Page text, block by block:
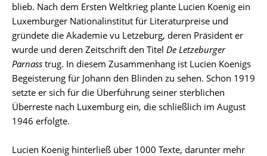
blieb. Nach dem Ersten Weltkrieg plante Lucien Koenig ein
Luxemburger Nationalinstitut für Literaturpreise und
gründete die Akademie vu Letzeburg, deren Präsident er
wurde und deren Zeitschrift den Titel De Letzeburger
Parnass trug. In diesem Zusammenhang ist Lucien Koenigs
Begeisterung für Johann den Blinden zu sehen. Schon 1919
setzte er sich für die Überführung seiner sterblichen
Überreste nach Luxemburg ein, die schließlich im August
1946 erfolgte.
Lucien Koenig hinterließ über 1000 Texte, darunter mehr